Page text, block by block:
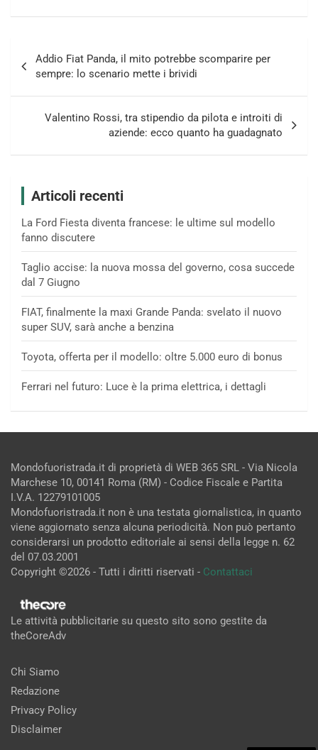
articoli
Addio Fiat Panda, il mito potrebbe scomparire per
sempre: lo scenario mette i brividi
Valentino Rossi, tra stipendio da pilota e introiti di
aziende: ecco quanto ha guadagnato
Articoli recenti
La Ford Fiesta diventa francese: le ultime sul modello
fanno discutere
Taglio accise: la nuova mossa del governo, cosa succede
dal 7 Giugno
FIAT, finalmente la maxi Grande Panda: svelato il nuovo
super SUV, sarà anche a benzina
Toyota, offerta per il modello: oltre 5.000 euro di bonus
Ferrari nel futuro: Luce è la prima elettrica, i dettagli
Mondofuoristrada.it di proprietà di WEB 365 SRL - Via Nicola
Marchese 10, 00141 Roma (RM) - Codice Fiscale e Partita
I.V.A. 12279101005
Mondofuoristrada.it non è una testata giornalistica, in quanto
viene aggiornato senza alcuna periodicità. Non può pertanto
considerarsi un prodotto editoriale ai sensi della legge n. 62
del 07.03.2001
Copyright ©2026 - Tutti i diritti riservati - Contattaci
Le attività pubblicitarie su questo sito sono gestite da
theCoreAdv
Chi Siamo
Redazione
Privacy Policy
Disclaimer